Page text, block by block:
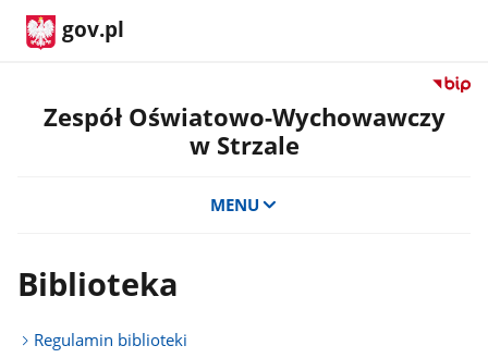
gov.pl
Przejdź
do
Zespół Oświatowo-Wychowawczy
w Strzale
MENU
Biblioteka
Regulamin biblioteki